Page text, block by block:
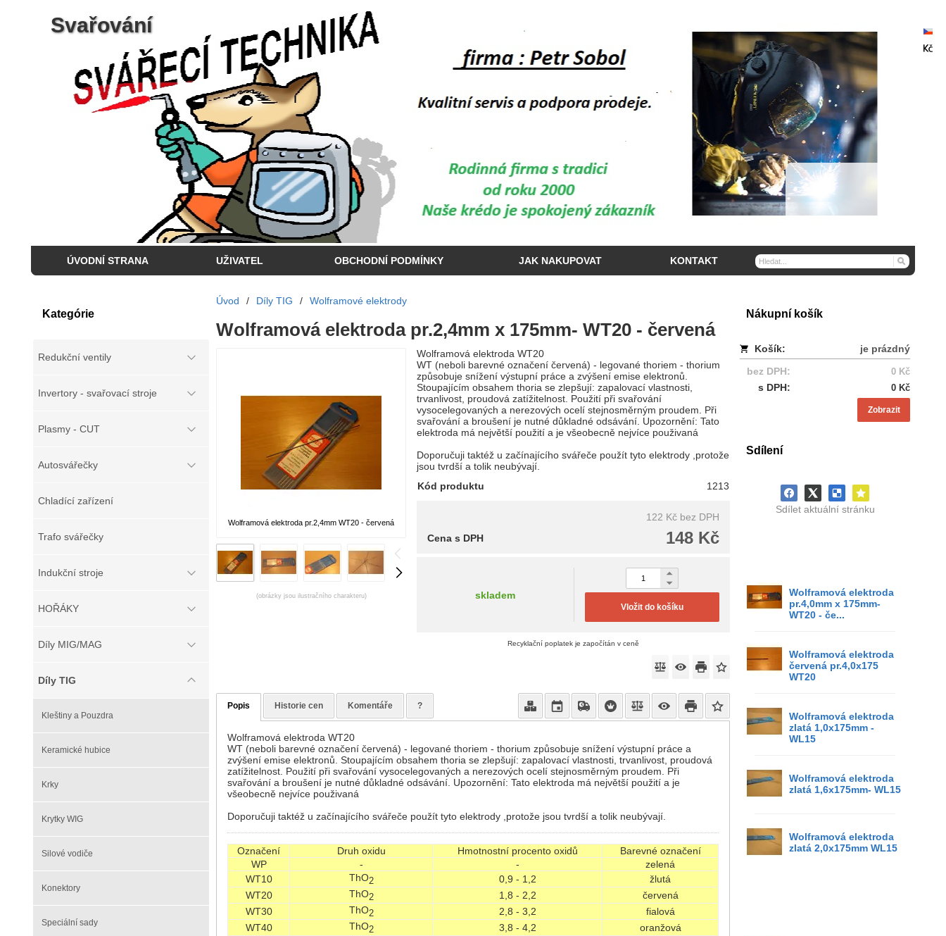
Svařování
ÚVODNÍ STRANA UŽIVATEL OBCHODNÍ PODMÍNKY JAK NAKUPOVAT KONTAKT
Nákupní košík
Košík:
je prázdný
bez DPH:
0 Kč
s DPH: 0 Kč
Zobrazit
Sdílení
Sdílet aktuální stránku
Wolframová elektroda
pr.4,0mm x 175mm-
WT20 - če...
Wolframová elektroda
červená pr.4,0x175
WT20
Wolframová elektroda
zlatá 1,0x175mm -
WL15
Wolframová elektroda
zlatá 1,6x175mm- WL15
Wolframová elektroda
zlatá 2,0x175mm WL15
Kategórie
Redukční ventily
Invertory - svařovací stroje
Plasmy - CUT
Autosvářečky
Chladící zařízení
Trafo svářečky
Indukční stroje
HOŘÁKY
Díly MIG/MAG
Díly TIG
Kleštiny a Pouzdra
Keramické hubice
Krky
Krytky WIG
Silové vodiče
Konektory
Speciální sady
Úvod / Díly TIG / Wolframové elektrody
Wolframová elektroda pr.2,4mm x 175mm- WT20 - červená
Wolframová elektroda pr.2,4mm WT20 - červená
(obrázky jsou ilustračního charakteru)
Wolframová elektroda WT20
WT (neboli barevné označení červená) - legované thoriem - thorium
způsobuje snížení výstupní práce a zvýšení emise elektronů.
Stoupajícím obsahem thoria se zlepšují: zapalovací vlastnosti,
trvanlivost, proudová zatížitelnost. Použití při svařování
vysocelegovaných a nerezových ocelí stejnosměrným proudem. Při
svařování a broušení je nutné důkladné odsávání. Upozornění: Tato
elektroda má největší použití a je všeobecně nejvíce použivaná
Doporučuji taktéž u začínajícího svářeče použít tyto elektrody ,protože
jsou tvrdší a tolik neubývají.
Kód produktu
1213
122 Kč bez DPH
148 Kč
Cena s DPH
skladem
Vložit do košíku
Recyklační poplatek je započítán v ceně
Popis Historie cen Komentáře ?
Wolframová elektroda WT20
WT (neboli barevné označení červená) - legované thoriem - thorium způsobuje snížení výstupní práce a
zvýšení emise elektronů. Stoupajícím obsahem thoria se zlepšují: zapalovací vlastnosti, trvanlivost, proudová
zatížitelnost. Použití při svařování vysocelegovaných a nerezových ocelí stejnosměrným proudem. Při
svařování a broušení je nutné důkladné odsávání. Upozornění: Tato elektroda má největší použití a je
všeobecně nejvíce použivaná
Doporučuji taktéž u začínajícího svářeče použít tyto elektrody ,protože jsou tvrdší a tolik neubývají.
Označení Druh oxidu Hmotnostní procento oxidů
Barevné označení
WP
- -
zelená
WT10
ThO2 0,9 - 1,2
žlutá
WT20
ThO2 1,8 - 2,2
červená
WT30
ThO2 2,8 - 3,2
fialová
WT40
ThO2 3,8 - 4,2
oranžová